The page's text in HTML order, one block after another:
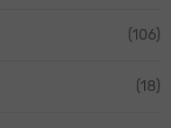
(106)
(18)